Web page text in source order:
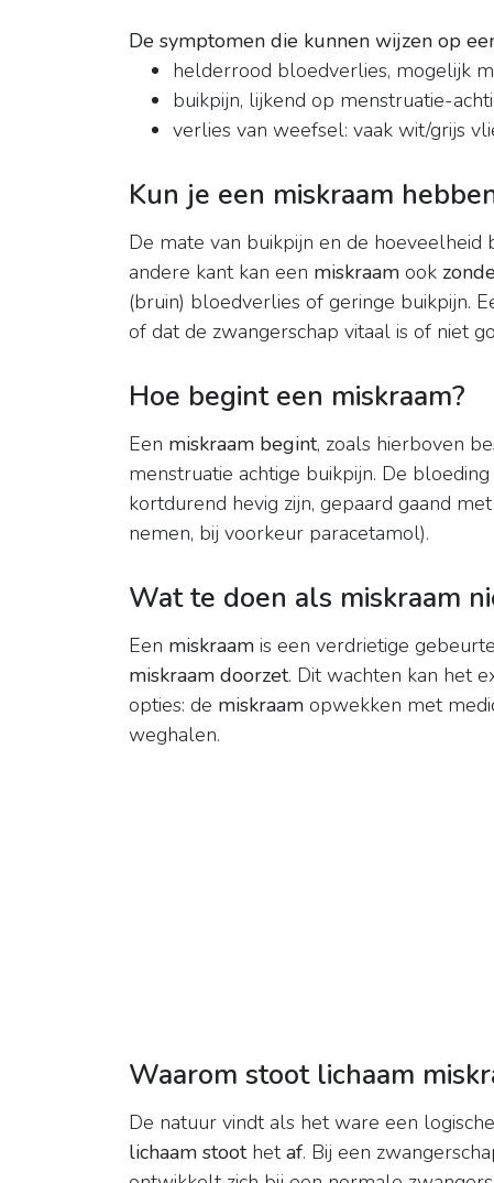
De symptomen die kunnen wijzen op
helderrood bloedverlies, mogelijk
buikpijn, lijkend op menstruatie-
verlies van weefsel: vaak wit/grijs
Kun je een miskraam
De mate van buikpijn en de
andere kant kan een miskraam ook
(bruin) bloedverlies of geringe buikpijn.
of dat de zwangerschap vitaal is of niet
Hoe begint een miskraam?
Een miskraam begint, zoals hierboven
menstruatie achtige buikpijn. De
kortdurend hevig zijn, gepaard gaand
nemen, bij voorkeur paracetamol).
Wat te doen als miskraam
Een miskraam is een verdrietige
miskraam doorzet. Dit wachten kan het
opties: de miskraam opwekken met
weghalen.
Waarom stoot lichaam
De natuur vindt als het ware een
lichaam stoothetaf. Bij een